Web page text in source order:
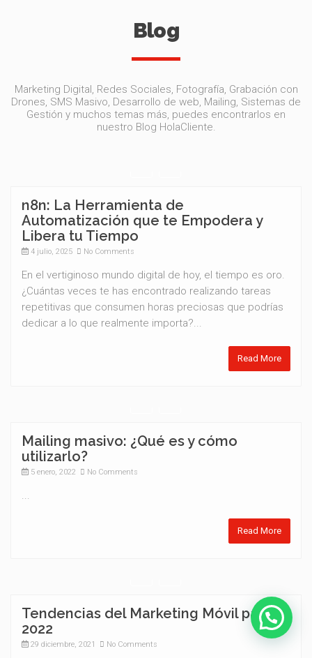
Blog
Marketing Digital, Redes Sociales, Fotografía, Grabación con
Drones, SMS Masivo, Desarrollo de web, Mailing, Sistemas de
Gestión y muchos temas más, puedes encontrarlos en
nuestro Blog HolaCliente.
n8n: La Herramienta de
Automatización que te Empodera y
Libera tu Tiempo
4 julio, 2025 No Comments
En el vertiginoso mundo digital de hoy, el tiempo es oro.
¿Cuántas veces te has encontrado realizando tareas
repetitivas que consumen horas preciosas que podrías
dedicar a lo que realmente importa?...
Read More
Mailing masivo: ¿Qué es y cómo
utilizarlo?
5 enero, 2022 No Comments
...
Read More
Tendencias del Marketing Móvil para el
2022
29 diciembre, 2021 No Comments